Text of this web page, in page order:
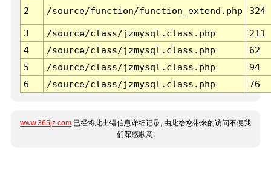
2 /source/function/function_extend.php 324
3 /source/class/jzmysql.class.php
211
4
/source/class/jzmysql.class.php
62
5
/source/class/jzmysql.class.php
94
6
/source/class/jzmysql.class.php 76
www.365jz.com 已经将此出错信息详细记录, 由此给您带来的访问不便我
们深感歉意.